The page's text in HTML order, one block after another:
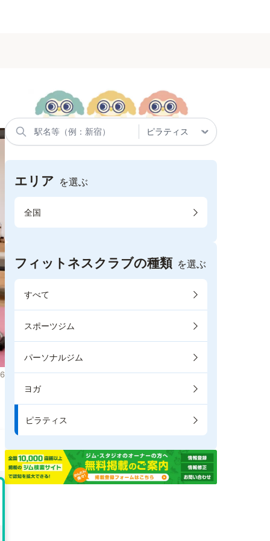
エリア を選ぶ
全国
フィットネスクラブの種類 を選ぶ
すべて
スポーツジム
パーソナルジム
ヨガ
ピラティス